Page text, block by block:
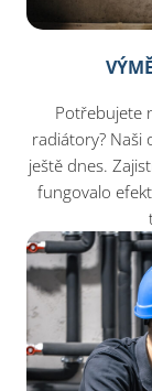
Potřebujete
radiátory?
ještě dnes.
fungovalo